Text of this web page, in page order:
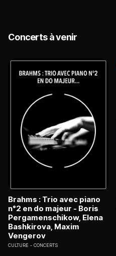
Concerts à venir
Brahms : Trio avec piano
n°2 en do majeur - Boris
Pergamenschikow, Elena
Bashkirova, Maxim
Vengerov
CULTURE CONCERTS